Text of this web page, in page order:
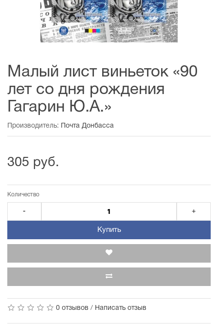
Малый лист виньеток «90
лет со дня рождения
Гагарин Ю.А.»
Производитель: Почта Донбасса
305 руб.
Количество
- +
Купить
0 отзывов / Написать отзыв